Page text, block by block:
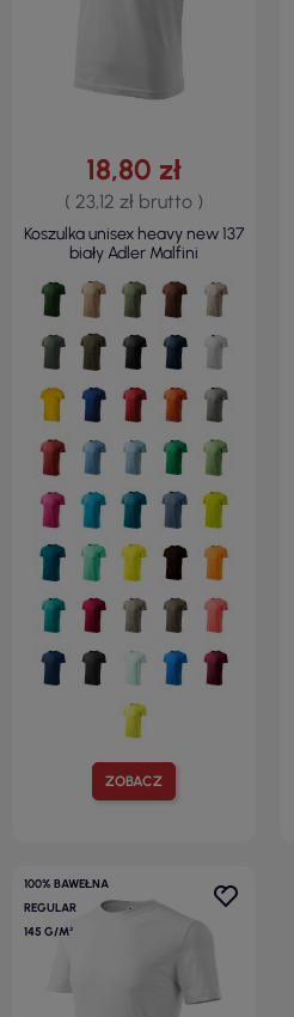
ZOBACZ
18,80 zł
( 23,12 zł brutto )
Koszulka unisex heavy new 137
biały Adler Malfini
100% BAWEŁNA
REGULAR
145 G/M²